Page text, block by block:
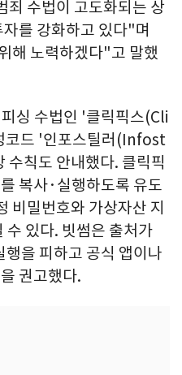
죄 수법이 고도화되는 상
를 강화하고 있다"며
해 노력하겠다"고 말했
싱 수법인 '클릭픽스(Cli
코드 '인포스틸러(Infost
칙도 안내했다. 클릭픽
복사·실행하도록 유도
비밀번호와 가상자산 지
수 있다. 빗썸은 출처가
을 피하고 공식 앱이나
권고했다.